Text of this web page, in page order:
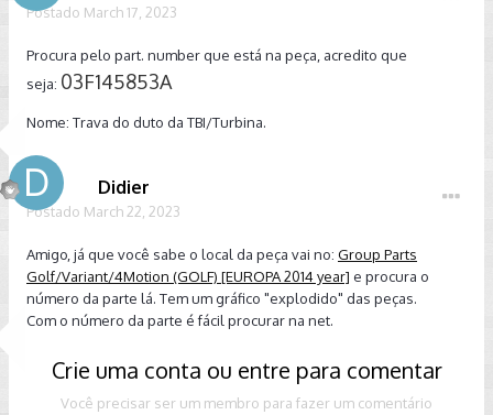
Postado March 17, 2023
Procura pelo part. number que está na peça, acredito que
seja: 03F145853A
Nome: Trava do duto da TBI/Turbina.
Didier
Postado March 22, 2023
Amigo, já que você sabe o local da peça vai no: Group Parts
Golf/Variant/4Motion (GOLF) [EUROPA 2014 year] e procura o
número da parte lá. Tem um gráfico "explodido" das peças.
Com o número da parte é fácil procurar na net.
Crie uma conta ou entre para comentar
Você precisar ser um membro para fazer um comentário